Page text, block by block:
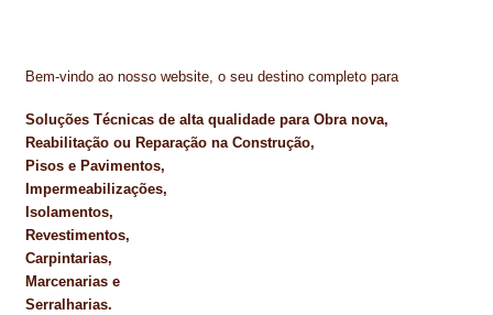
Bem-vindo ao nosso website, o seu destino completo para
Soluções Técnicas de alta qualidade para Obra nova,
Reabilitação ou Reparação na Construção,
Pisos e Pavimentos,
Impermeabilizações,
Isolamentos,
Revestimentos,
Carpintarias,
Marcenarias e
Serralharias.